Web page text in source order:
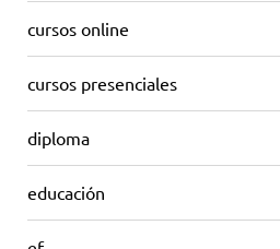
cursos online
cursos presenciales
diploma
educación